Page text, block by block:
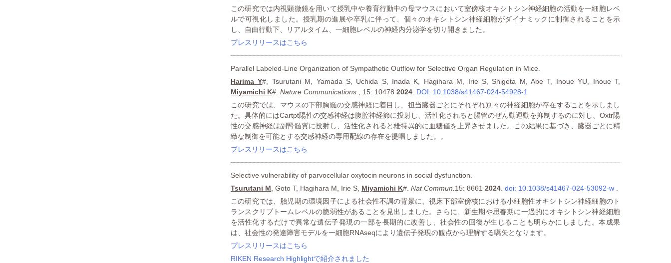
この研究では内視顕微鏡を用いて授乳中や養育行動中の母マウスにおいて室傍核オキシトシン神経細胞の活動を一細胞レベ
ルで可視化しました。授乳期の進展や卒乳に伴って、個々のオキシトシン神経細胞がダイナミックに制御されることを示
し、自由行動下、リアルタイム、一細胞レベルの神経内分泌学を切り開きました。
プレスリリースはこちら
Parallel Labeled-Line Organization of Sympathetic Outflow for Selective Organ Regulation in Mice.
Harima Y#, Tsurutani M, Yamada S, Uchida S, Inada K, Hagihara M, Irie S, Shigeta M, Abe T, Inoue YU, Inoue T,
Miyamichi K#. Nature Communications , 15: 10478 2024 DOI: 10.1038/s41467-024-54928-1
この研究では、マウスの下部胸髄の交感神経に着目し、担当臓器ごとにそれぞれ別々の神経細胞が存在することを示しまし
た。具体的にはCartpt陽性の交感神経は腹腔神経節に投射し、活性化されると腸管のぜん動運動を抑制するのに対し、Oxtr陽
性の交感神経は副腎髄質に投射し、活性化されると雄特異的に血糖値を上昇させました。この結果に基づき、臓器ごとに精
緻な制御を可能とする交感神経の専用配線の存在を提唱しました。。
プレスリリースはこちら
Selective vulnerability of parvocellular oxytocin neurons in social dysfunction.
Tsurutani M , Goto T, Hagihara M, Irie S, Miyamichi K#. Nat Commun. 15: 8661 2024 doi: 10.1038/s41467-024-53092-w
この研究では、胎児期の環境因子による社会性不調の背景に、視床下部室傍核における小細胞性オキシトシン神経細胞のト
ランスクリプトームレベルの脆弱性があることを見出しました。さらに、新生期や思春期に一過的にオキシトシン神経細胞
を活性化するだけで異常な遺伝子発現の一部を長期的に改善し、社会性の回復が生じることも明らかにしました。本成果
は、社会性の発達障害モデルを一細胞RNAseqにより遺伝子発現の観点から理解する嚆矢となります。
プレスリリースはこちら
RIKEN Research Highlightで紹介されました